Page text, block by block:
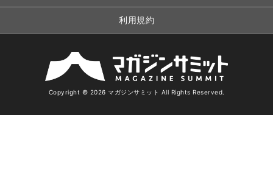
利用規約
Copyright © 2026 マガジンサミット All Rights Reserved.